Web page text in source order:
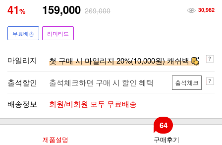
41% 159,000 269,000 30,982
무료배송 리미티드
마일리지 첫 구매 시 마일리지 20%(10,000원) 캐쉬백
출석할인 출석체크하면 구매 시 할인 혜택 출석체크
배송정보 회원/비회원 모두 무료배송
제품설명 구매후기
64